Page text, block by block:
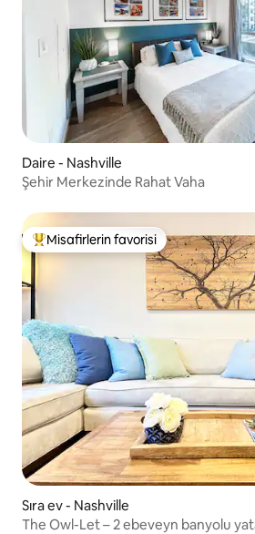
Daire - Nashville
Şehir Merkezinde Rahat Vaha
Misafirlerin favorilerinden en
Misafirlerin favorisi
Sıra ev - Nashville
The Owl-Let – 2 ebeveyn banyolu